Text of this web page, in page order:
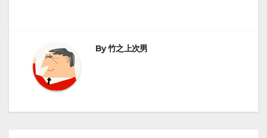
ビ
ゲ
By竹之上次男